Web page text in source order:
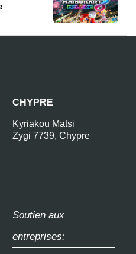
CHYPRE
Kyriakou Matsi
Zygi 7739, Chypre
Soutien aux
entreprises: